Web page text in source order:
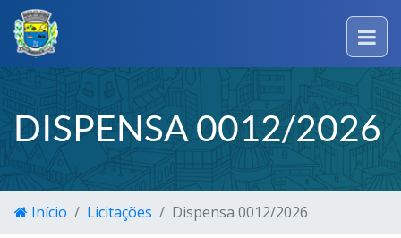
DISPENSA 0012/2026
Início Licitações Dispensa 0012/2026